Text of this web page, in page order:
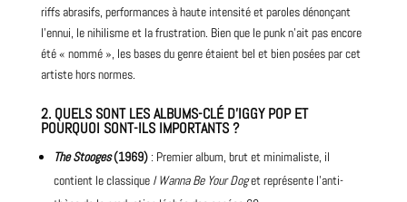
riffs abrasifs, performances à haute intensité et paroles dénonçant
l’ennui, le nihilisme et la frustration. Bien que le punk n’ait pas encore
été « nommé », les bases du genre étaient bel et bien posées par cet
artiste hors normes.
2. QUELS SONT LES ALBUMS-CLÉ D’IGGY POP ET
POURQUOI SONT-ILS IMPORTANTS ?
The Stooges(1969): Premier album, brut et minimaliste, il
contient le classique I Wanna Be Your Doget représente l’anti-